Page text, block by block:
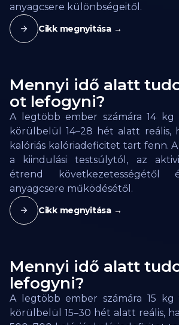
anyagcsere különbségeitől.
Cikk megnyitása →
Mennyi idő alatt
ot lefogyni?
A legtöbb ember számára 14 kg
körülbelül 14–28 hét alatt reális,
kalóriás kalóriadeficitet tart fenn.
a kiindulási testsúlytól, az
étrend
anyagcsere működésétől.
Cikk megnyitása →
Mennyi idő alatt
lefogyni?
A legtöbb ember számára 15 kg
körülbelül 15–30 hét alatt reális,